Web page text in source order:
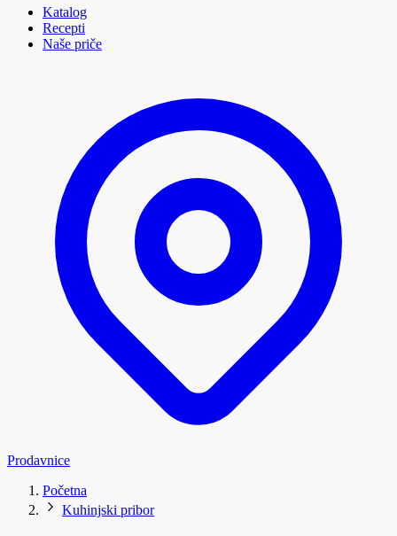
Katalog
Recepti
Naše priče
Prodavnice
Početna
Kuhinjski pribor